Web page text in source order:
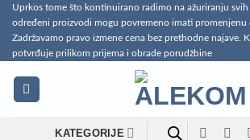
Preskoči
na
sadržaj
Uprkos tome što kontinuirano radimo na ažuriranju svih
određeni proizvodi mogu povremeno imati promenjenu
Zadržavamo pravo izmene cena bez prethodne najave.
potvrđuje prilikom prijema i obrade porudžbine
KATEGORIJE